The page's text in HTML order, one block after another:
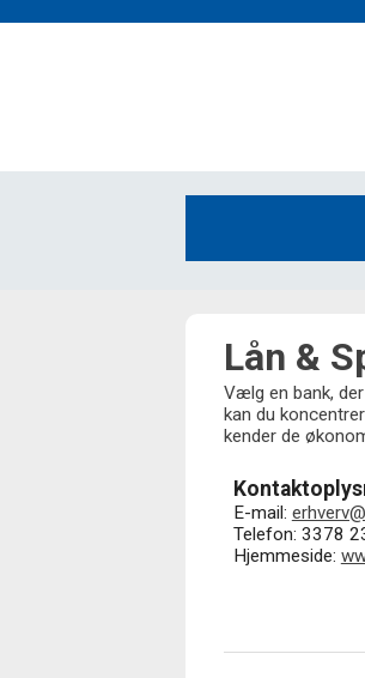
Lån &
Vælg en bank,
kan du
kender de
E-mail:
Telefon: 3378
Hjemmeside: